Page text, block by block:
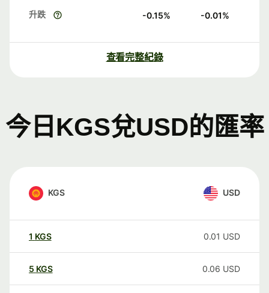
升跌 -0.15% -0.01%
查看完整紀錄
今日KGS兌USD的匯率
KGS USD
1 KGS 0.01 USD
5 KGS 0.06 USD